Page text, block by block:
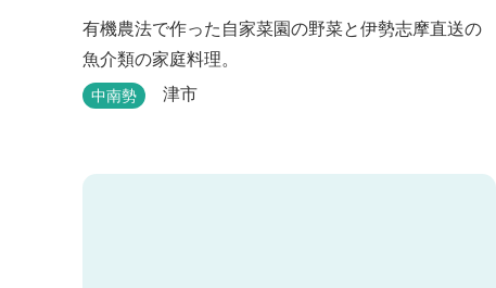
有機農法で作った自家菜園の野菜と伊勢志摩直送の
魚介類の家庭料理。
中南勢 津市